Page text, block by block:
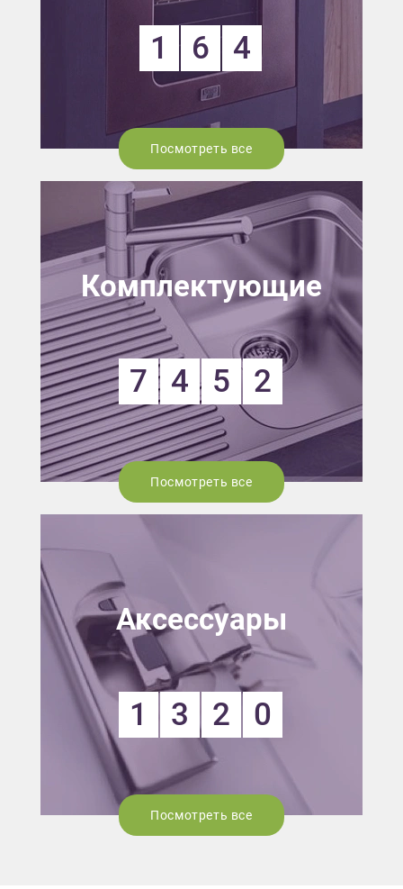
1 6 4
Посмотреть все
Комплектующие
7 4 5 2
Посмотреть все
Аксессуары
1 3 2 0
Посмотреть все